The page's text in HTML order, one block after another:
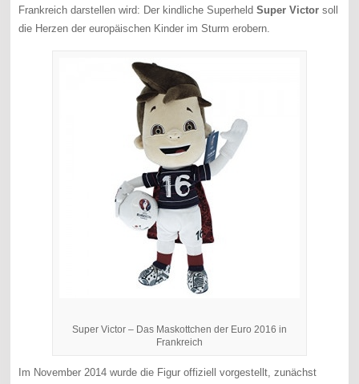
Frankreich darstellen wird: Der kindliche SuperheldSuper Victor soll
die Herzen der europäischen Kinder im Sturm erobern.
Super Victor – Das Maskottchen der Euro 2016 in
Frankreich
Im November 2014 wurde die Figur offiziell vorgestellt, zunächst